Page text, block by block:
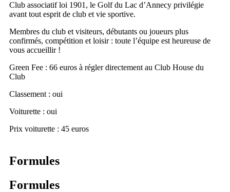
Club associatif loi 1901, le Golf du Lac d’Annecy privilégie
avant tout esprit de club et vie sportive.
Membres du club et visiteurs, débutants ou joueurs plus
confirmés, compétition et loisir : toute l’équipe est heureuse de
vous accueillir !
Green Fee : 66 euros à régler directement au Club House du
Club
Classement : oui
Voiturette : oui
Prix voiturette : 45 euros
Formules
Formules